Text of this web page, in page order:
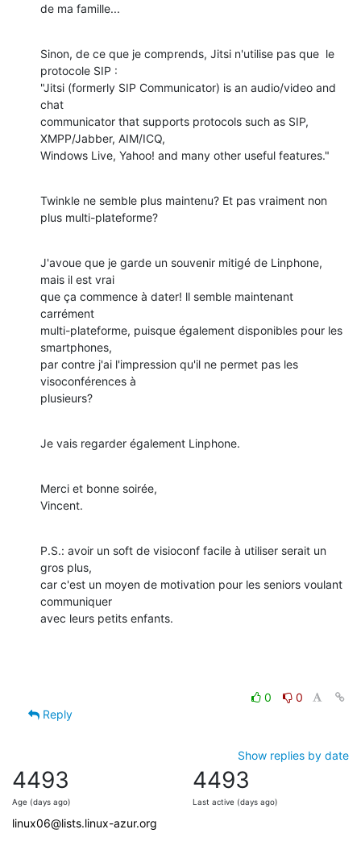
de ma famille...
Sinon, de ce que je comprends, Jitsi n'utilise pas que  le
protocole SIP :
"Jitsi (formerly SIP Communicator) is an audio/video and
chat
communicator that supports protocols such as SIP,
XMPP/Jabber, AIM/ICQ,
Windows Live, Yahoo! and many other useful features."
Twinkle ne semble plus maintenu? Et pas vraiment non
plus multi-plateforme?
J'avoue que je garde un souvenir mitigé de Linphone,
mais il est vrai
que ça commence à dater! ll semble maintenant
carrément
multi-plateforme, puisque également disponibles pour les
smartphones,
par contre j'ai l'impression qu'il ne permet pas les
visoconférences à
plusieurs?
Je vais regarder également Linphone.
Merci et bonne soirée,
Vincent.
P.S.: avoir un soft de visioconf facile à utiliser serait un
gros plus,
car c'est un moyen de motivation pour les seniors voulant
communiquer
avec leurs petits enfants.
0
0
Reply
Show replies by date
4493
Age (days ago)
4493
Last active (days ago)
linux06@lists.linux-azur.org